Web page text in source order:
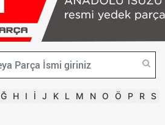
Ğ H I İ J K L M N O Ö P R S